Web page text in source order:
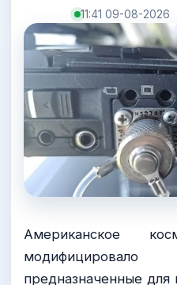
11:41 09-08-2026
Американское
предназначенные